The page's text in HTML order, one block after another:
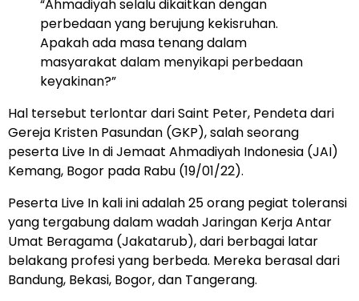
“Ahmadiyah selalu dikaitkan dengan
perbedaan yang berujung kekisruhan.
Apakah ada masa tenang dalam
masyarakat dalam menyikapi perbedaan
keyakinan?”
Hal tersebut terlontar dari Saint Peter, Pendeta dari
Gereja Kristen Pasundan (GKP), salah seorang
peserta Live In di Jemaat Ahmadiyah Indonesia (JAI)
Kemang, Bogor pada Rabu (19/01/22).
Peserta Live In kali ini adalah 25 orang pegiat toleransi
yang tergabung dalam wadah Jaringan Kerja Antar
Umat Beragama (Jakatarub), dari berbagai latar
belakang profesi yang berbeda. Mereka berasal dari
Bandung, Bekasi, Bogor, dan Tangerang.